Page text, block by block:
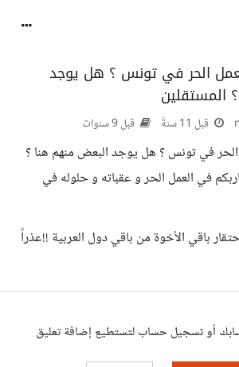
الحر في تونس ؟ هل يوجد
المستقلين
قبل 11 سنةً قبل 9 سنوات
في تونس ؟ هل يوجد البعض منهم هنا ؟
في العمل الحر و عقباته و حلوله في
باقي الأخوة من باقي دول العربية !!عذراً
أو تسجيل حساب لتستطيع إضافة تعليق